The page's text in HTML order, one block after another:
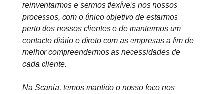
reinventarmos e sermos flexíveis nos nossos
processos, com o único objetivo de estarmos
perto dos nossos clientes e de mantermos um
contacto diário e direto com as empresas a fim de
melhor compreendermos as necessidades de
cada cliente.
Na Scania, temos mantido o nosso foco nos